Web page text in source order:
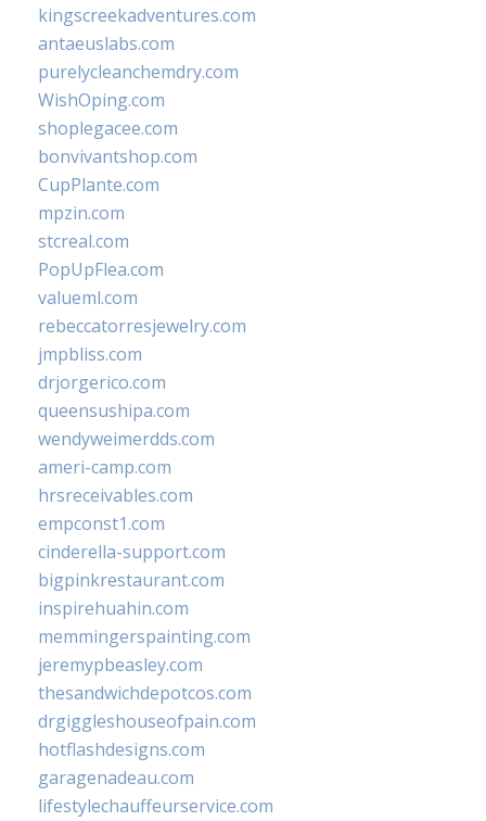
kingscreekadventures.com
antaeuslabs.com
purelycleanchemdry.com
WishOping.com
shoplegacee.com
bonvivantshop.com
CupPlante.com
mpzin.com
stcreal.com
PopUpFlea.com
valueml.com
rebeccatorresjewelry.com
jmpbliss.com
drjorgerico.com
queensushipa.com
wendyweimerdds.com
ameri-camp.com
hrsreceivables.com
empconst1.com
cinderella-support.com
bigpinkrestaurant.com
inspirehuahin.com
memmingerspainting.com
jeremypbeasley.com
thesandwichdepotcos.com
drgiggleshouseofpain.com
hotflashdesigns.com
garagenadeau.com
lifestylechauffeurservice.com